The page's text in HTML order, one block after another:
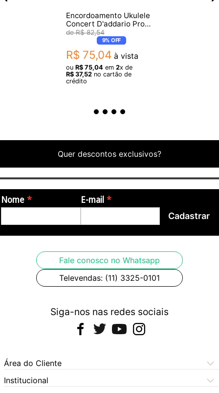
Encordoamento Ukulele
Concert D'addario Pro
Arte EJ65C .28
R$ 82,54
9% OFF
R$ 75,04 à vista
ou R$ 75,04 em 2x de
R$ 37,52 no cartão de
crédito
Quer descontos exclusivos?
Nome E-mail
Cadastrar
Fale conosco no Whatsapp
Televendas: (11) 3325-0101
Siga-nos nas redes sociais
Área do Cliente
Meus Pedidos
Meus Dados
Institucional